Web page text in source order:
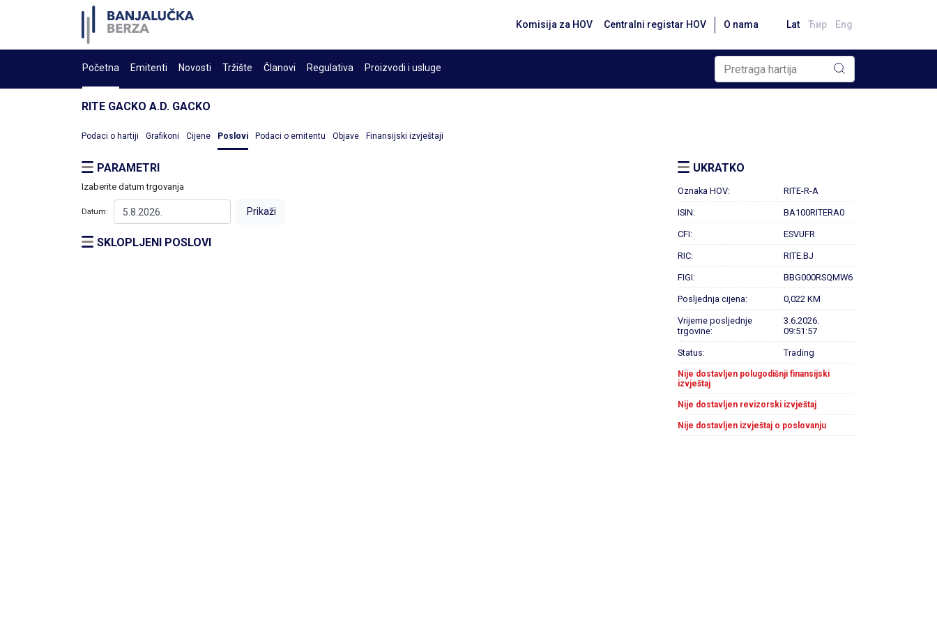
Komisija za HOV Centralni registar HOV O nama Lat Ћир Eng
Početna Emitenti Novosti Tržište Članovi Regulativa Proizvodi i usluge
RITE GACKO A.D. GACKO
Podaci o hartiji Grafikoni Cijene Poslovi Podaci o emitentu Objave Finansijski izvještaji
PARAMETRI
Izaberite datum trgovanja
Datum:
SKLOPLJENI POSLOVI
UKRATKO
Oznaka HOV: RITE-R-A
ISIN: BA100RITERA0
CFI: ESVUFR
RIC: RITE.BJ
FIGI: BBG000RSQMW6
Posljednja cijena: 0,022 KM
Vrijeme posljednje
trgovine:
3.6.2026.
09:51:57
Status: Trading
Nije dostavljen polugodišnji finansijski
izvještaj
Nije dostavljen revizorski izvještaj
Nije dostavljen izvještaj o poslovanju